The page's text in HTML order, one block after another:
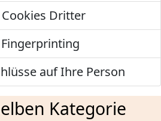
Dritter
auf Ihre Person
Kategorie